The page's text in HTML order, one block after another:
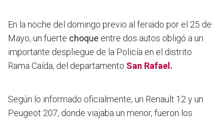
En la noche del domingo previo al feriado por el 25 de
Mayo, un fuerte choque entre dos autos obligó a un
importante despliegue de la Policía en el distrito
Rama Caída, del departamento San Rafael.
Según lo informado oficialmente, un Renault 12 y un
Peugeot 207, donde viajaba un menor, fueron los